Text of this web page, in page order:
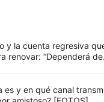
y la cuenta regresiva
renovar: “Dependerá
es y en qué canal